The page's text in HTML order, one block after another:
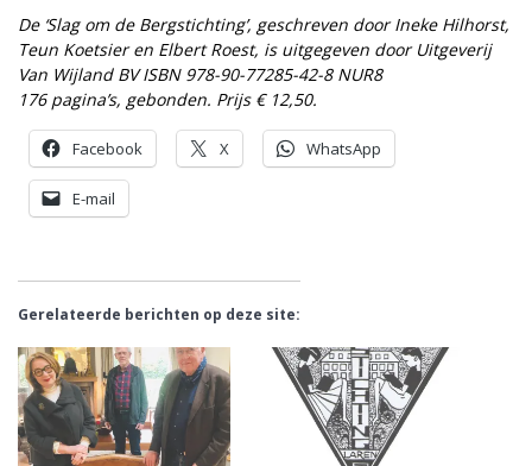
De ‘Slag om de Bergstichting’, geschreven door Ineke Hilhorst,
Teun Koetsier en Elbert Roest, is uitgegeven door Uitgeverij
Van Wijland BV ISBN 978-90-77285-42-8 NUR8
176 pagina’s, gebonden. Prijs € 12,50.
Facebook X WhatsApp
E-mail
Gerelateerde berichten op deze site: